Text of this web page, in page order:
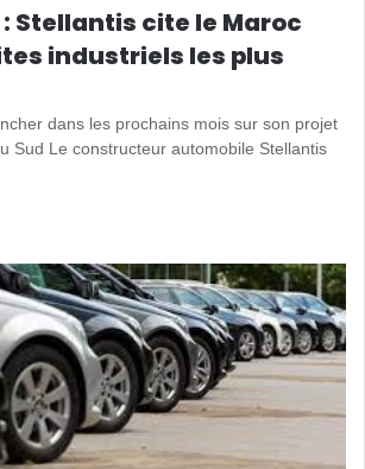
Stellantis cite le Maroc
industriels les plus
dans les prochains mois sur son projet
Sud Le constructeur automobile Stellantis